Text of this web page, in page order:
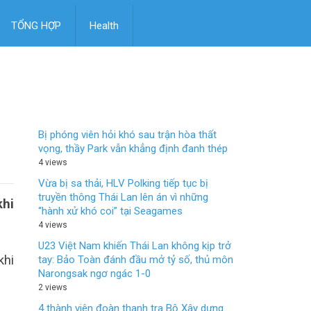
TỔNG HỢP Health
Bị phóng viên hỏi khó sau trận hòa thất
vọng, thầy Park vẫn khẳng định đanh thép
4 views
Vừa bị sa thải, HLV Polking tiếp tục bị
truyền thông Thái Lan lên án vì những
“hành xử khó coi” tại Seagames
4 views
U23 Việt Nam khiến Thái Lan không kịp trở
tay: Bảo Toàn đánh đầu mở tỷ số, thủ môn
Narongsak ngơ ngác 1-0
2 views
4 thành viên đoàn thanh tra Bộ Xây dựng